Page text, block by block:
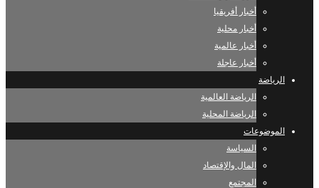
أخبار أفريقيا
أخبار محلية
أخبار عالمية
أخبار عاجلة
الرياضة
الرياضة العالمية
الرياضة المحلية
الموضوعات
السياسة
المال والإقتصاد
المجتمع